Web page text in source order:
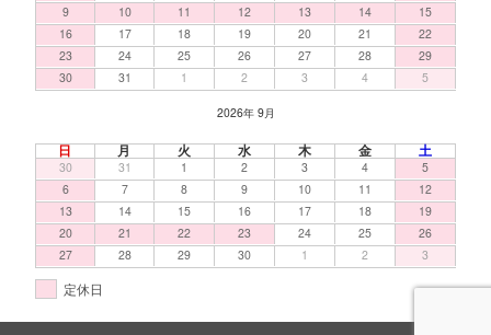
9
10 11 12 13 14
15
16
17 18 19 20 21
22
23
24 25 26 27 28
29
30
31 1 2 3 4 5
2026年 9月
日 月 火 水 木 金 土
30 31 1 2 3 4
5
6
7 8 9 10 11
12
13
14 15 16 17 18
19
20
21 22 23 24 25
26
27
28 29 30 1 2 3
定休日